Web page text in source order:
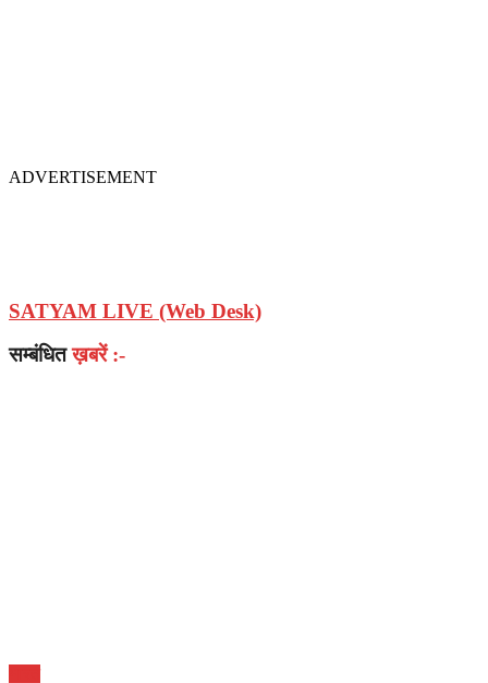
ADVERTISEMENT
SATYAM LIVE (Web Desk)
सम्बंधितख़बरें :-